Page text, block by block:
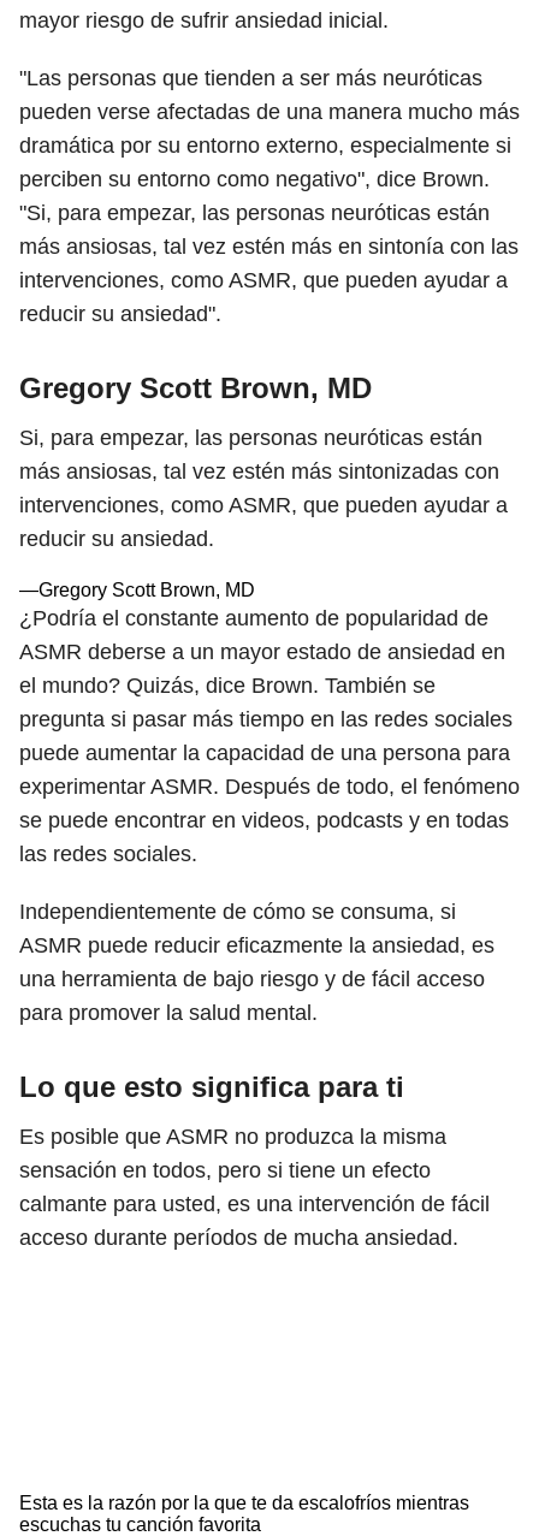
mayor riesgo de sufrir ansiedad inicial.
"Las personas que tienden a ser más neuróticas
pueden verse afectadas de una manera mucho más
dramática por su entorno externo, especialmente si
perciben su entorno como negativo", dice Brown.
"Si, para empezar, las personas neuróticas están
más ansiosas, tal vez estén más en sintonía con las
intervenciones, como ASMR, que pueden ayudar a
reducir su ansiedad".
Gregory Scott Brown, MD
Si, para empezar, las personas neuróticas están
más ansiosas, tal vez estén más sintonizadas con
intervenciones, como ASMR, que pueden ayudar a
reducir su ansiedad.
—Gregory Scott Brown, MD
¿Podría el constante aumento de popularidad de
ASMR deberse a un mayor estado de ansiedad en
el mundo? Quizás, dice Brown. También se
pregunta si pasar más tiempo en las redes sociales
puede aumentar la capacidad de una persona para
experimentar ASMR. Después de todo, el fenómeno
se puede encontrar en videos, podcasts y en todas
las redes sociales.
Independientemente de cómo se consuma, si
ASMR puede reducir eficazmente la ansiedad, es
una herramienta de bajo riesgo y de fácil acceso
para promover la salud mental.
Lo que esto significa para ti
Es posible que ASMR no produzca la misma
sensación en todos, pero si tiene un efecto
calmante para usted, es una intervención de fácil
acceso durante períodos de mucha ansiedad.
Esta es la razón por la que te da escalofríos mientras
escuchas tu canción favorita